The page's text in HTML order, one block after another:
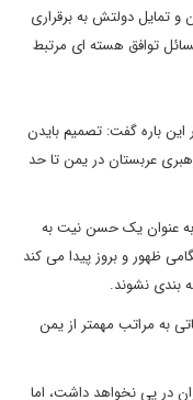
و تمایل دولتش به برقراری
توافق هسته ای مرتبط
این باره گفت: تصمیم بایدن
عربستان در یمن تا حد
به عنوان یک حسن نیت به
ظهور و بروز پیدا می کند
بندی نشوند.
به مراتب مهمتر از یمن
در پی نخواهد داشت، اما